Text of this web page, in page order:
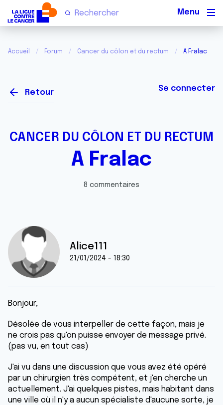
Accueil Forum Cancer du côlon et du rectum A Fralac
Retour Se connecter
CANCER DU CÔLON ET DU RECTUM
A Fralac
8 commentaires
Alice111
21/01/2024 - 18:30
Bonjour,
Désolée de vous interpeller de cette façon, mais je
ne crois pas qu'on puisse envoyer de message privé.
(pas vu, en tout cas)
J'ai vu dans une discussion que vous avez été opéré
par un chirurgien très compétent, et j'en cherche un
actuellement. J'ai quelques pistes, mais habitant dans
une ville où il n'y a aucun spécialiste d'aucune sorte, je